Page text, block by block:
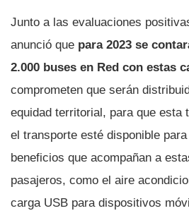
Junto a las evaluaciones
anunció que para 2023 se
2.000 buses en Red con estas
comprometen que serán
equidad territorial, para que esta
el transporte esté disponible
beneficios que acompañan a
pasajeros, como el aire
carga USB para dispositivos